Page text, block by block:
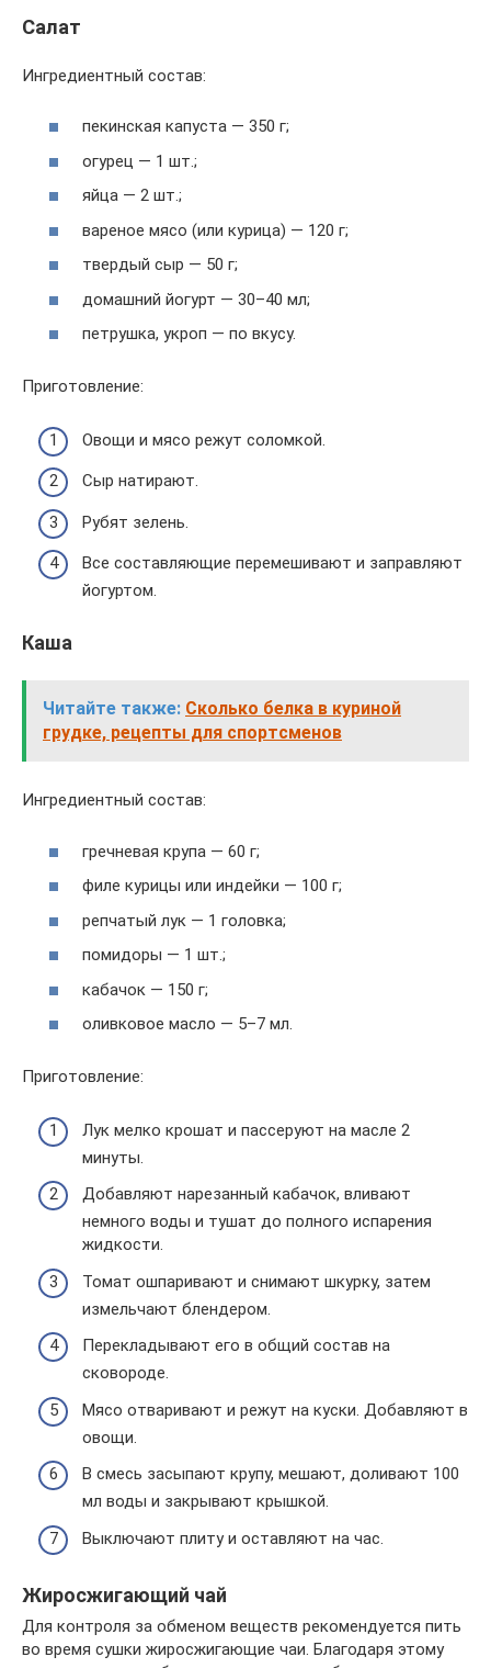
Салат
Ингредиентный состав:
пекинская капуста — 350 г;
огурец — 1 шт.;
яйца — 2 шт.;
вареное мясо (или курица) — 120 г;
твердый сыр — 50 г;
домашний йогурт — 30–40 мл;
петрушка, укроп — по вкусу.
Приготовление:
Овощи и мясо режут соломкой.
Сыр натирают.
Рубят зелень.
Все составляющие перемешивают и заправляют
йогуртом.
Каша
Читайте также: Сколько белка в куриной
грудке, рецепты для спортсменов
Ингредиентный состав:
гречневая крупа — 60 г;
филе курицы или индейки — 100 г;
репчатый лук — 1 головка;
помидоры — 1 шт.;
кабачок — 150 г;
оливковое масло — 5–7 мл.
Приготовление:
Лук мелко крошат и пассеруют на масле 2
минуты.
Добавляют нарезанный кабачок, вливают
немного воды и тушат до полного испарения
жидкости.
Томат ошпаривают и снимают шкурку, затем
измельчают блендером.
Перекладывают его в общий состав на
сковороде.
Мясо отваривают и режут на куски. Добавляют в
овощи.
В смесь засыпают крупу, мешают, доливают 100
мл воды и закрывают крышкой.
Выключают плиту и оставляют на час.
Жиросжигающий чай
Для контроля за обменом веществ рекомендуется пить
во время сушки жиросжигающие чаи. Благодаря этому